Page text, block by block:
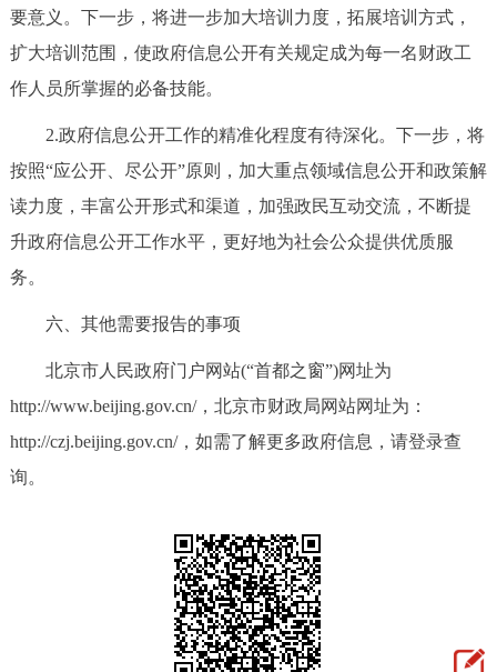
要意义。下一步，将进一步加大培训力度，拓展培训方式，
扩大培训范围，使政府信息公开有关规定成为每一名财政工
作人员所掌握的必备技能。
2.政府信息公开工作的精准化程度有待深化。下一步，将
按照“应公开、尽公开”原则，加大重点领域信息公开和政策解
读力度，丰富公开形式和渠道，加强政民互动交流，不断提
升政府信息公开工作水平，更好地为社会公众提供优质服
务。
六、其他需要报告的事项
北京市人民政府门户网站(“首都之窗”)网址为
http://www.beijing.gov.cn/，北京市财政局网站网址为：
http://czj.beijing.gov.cn/，如需了解更多政府信息，请登录查
询。